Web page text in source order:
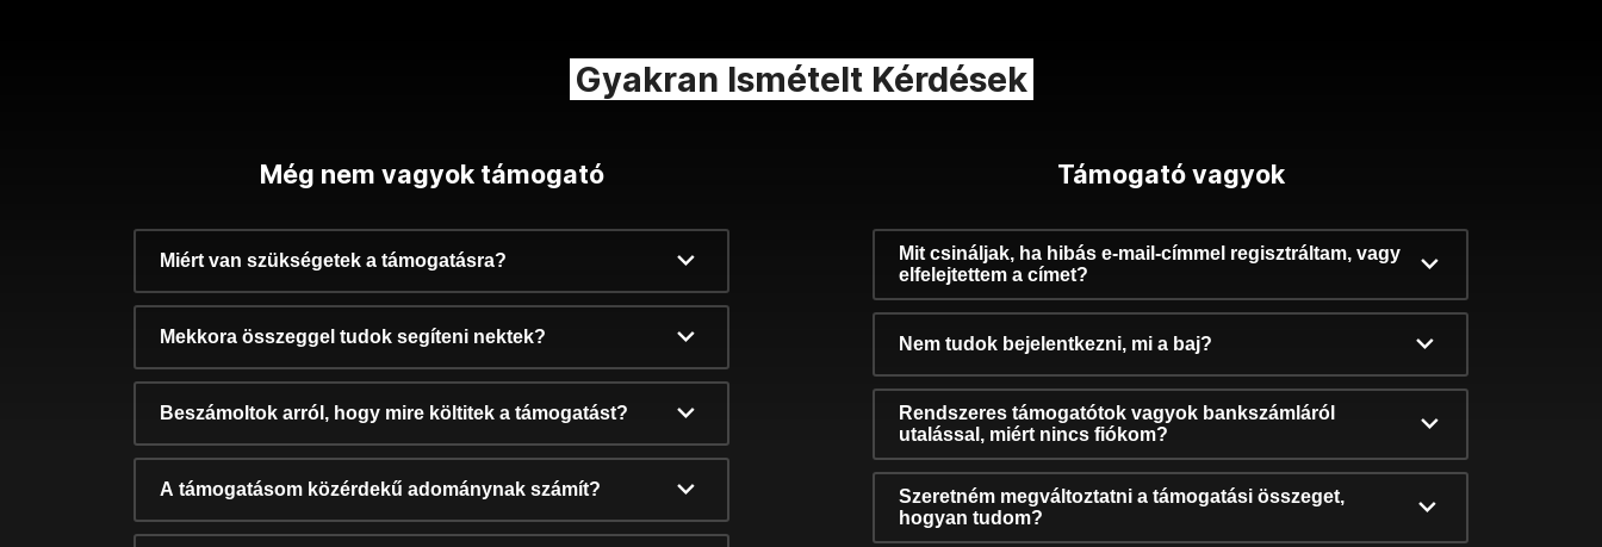
Gyakran Ismételt Kérdések
Még nem vagyok támogató
Miért van szükségetek a támogatásra?
Mekkora összeggel tudok segíteni nektek?
Beszámoltok arról, hogy mire költitek a támogatást?
A támogatásom közérdekű adománynak számít?
Támogató vagyok
Mit csináljak, ha hibás e-mail-címmel regisztráltam, vagy
elfelejtettem a címet?
Nem tudok bejelentkezni, mi a baj?
Rendszeres támogatótok vagyok bankszámláról
utalással, miért nincs fiókom?
Szeretném megváltoztatni a támogatási összeget,
hogyan tudom?